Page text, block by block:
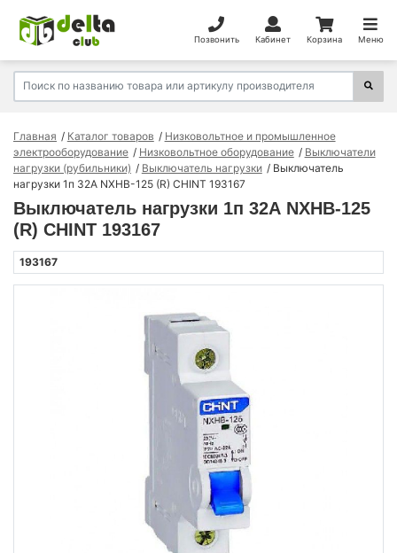
Позвонить Кабинет Корзина Меню
Главная Каталог товаров
Низковольтное и промышленное
электрооборудование
Низковольтное оборудование
Выключатели
нагрузки (рубильники)
Выключатель нагрузки
Выключатель
нагрузки 1п 32А NXHB-125 (R) CHINT 193167
Выключатель нагрузки 1п 32А NXHB-125
(R) CHINT 193167
193167